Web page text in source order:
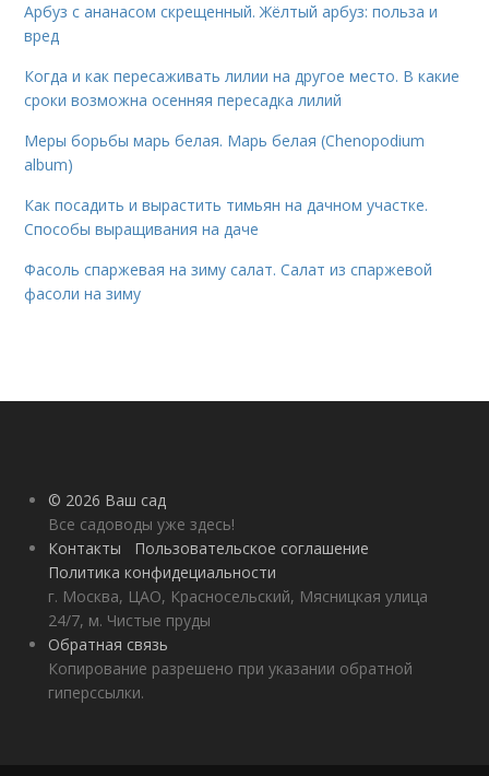
Арбуз с ананасом скрещенный. Жёлтый арбуз: польза и
вред
Когда и как пересаживать лилии на другое место. В какие
сроки возможна осенняя пересадка лилий
Меры борьбы марь белая. Марь белая (Chenopodium
album)
Как посадить и вырастить тимьян на дачном участке.
Способы выращивания на даче
Фасоль спаржевая на зиму салат. Салат из спаржевой
фасоли на зиму
© 2026 Ваш сад
Все садоводы уже здесь!
Контакты
Пользовательское соглашение
Политика конфидециальности
г. Москва, ЦАО, Красносельский, Мясницкая улица
24/7, м. Чистые пруды
Обратная связь
Копирование разрешено при указании обратной
гиперссылки.